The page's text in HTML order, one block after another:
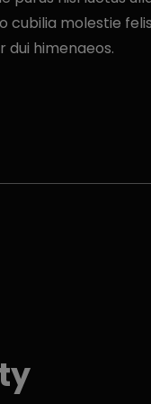
cubilia molestie
himenaeos.